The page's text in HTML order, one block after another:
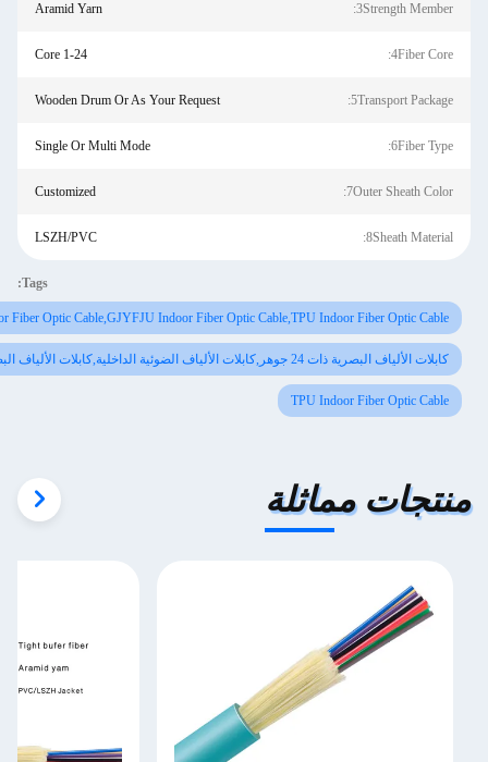
Wooden Drum Or As Your Request
Single Or Multi Mode
7Outer
GJFJV Indoor Fiber Optic Cable,GJYFJU Indoor Fiber Optic Cable,TPU Indoor Fiber
الألياف الضوئية الداخلية,كابلات الألياف البصرية المصنعة
TPU Indoor Fiber
مماثلة